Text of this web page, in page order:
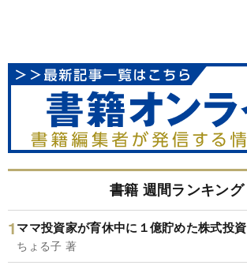
書籍 週間ランキング
ママ投資家が育休中に１億貯めた株式投資
ちょる子 著